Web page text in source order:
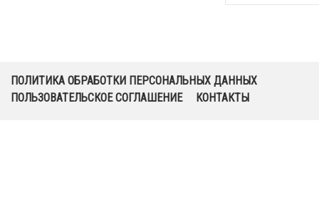
ПОЛИТИКА ОБРАБОТКИ ПЕРСОНАЛЬНЫХ ДАННЫХ
ПОЛЬЗОВАТЕЛЬСКОЕ СОГЛАШЕНИЕ
КОНТАКТЫ